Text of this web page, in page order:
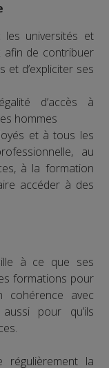
les universités et
afin de contribuer
d’expliciter ses
d’accès à
hommes
et à tous les
au
à la formation
accéder à des
à ce que ses
formations pour
cohérence avec
pour qu’ils
la